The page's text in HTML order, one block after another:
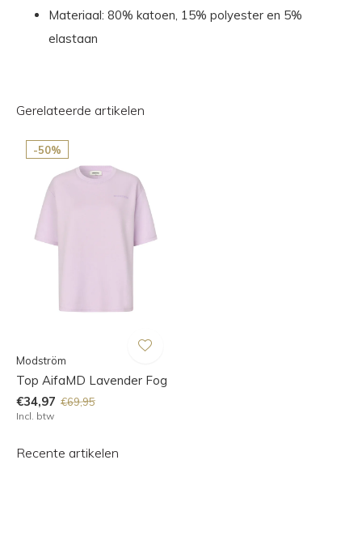
Materiaal: 80% katoen, 15% polyester en 5%
elastaan
Gerelateerde artikelen
-50%
Modström
Top AifaMD Lavender Fog
€34,97 €69,95
Incl. btw
Recente artikelen